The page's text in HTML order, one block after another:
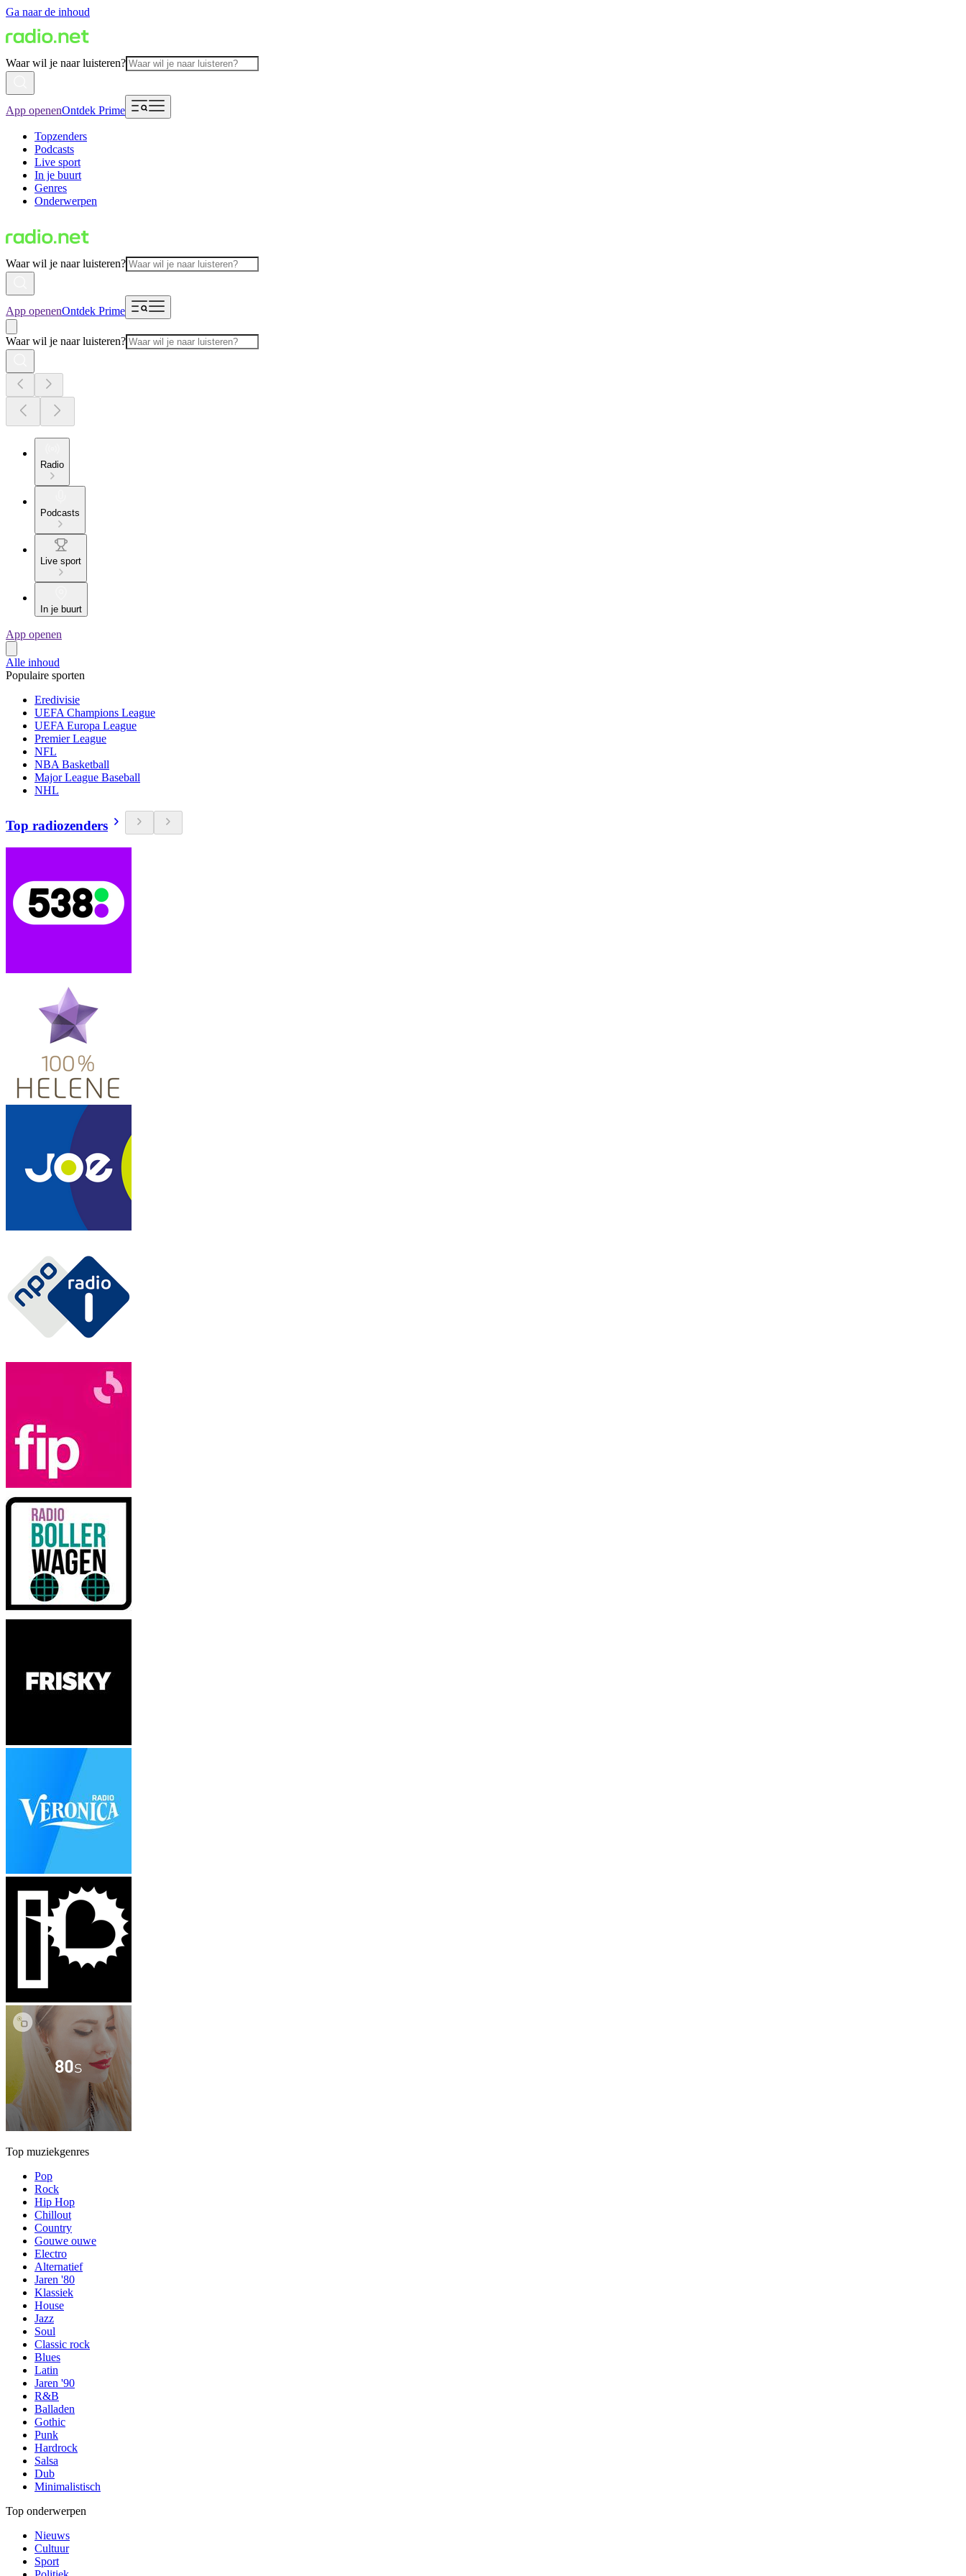
Ga naar de inhoud
Waar wil je naar luisteren?
App openenOntdek Prime
Topzenders
Podcasts
Live sport
In je buurt
Genres
Onderwerpen
Waar wil je naar luisteren?
App openenOntdek Prime
Waar wil je naar luisteren?
Radio
Podcasts
Live sport
In je buurt
App openen
Alle inhoud
Populaire sporten
Eredivisie
UEFA Champions League
UEFA Europa League
Premier League
NFL
NBA Basketball
Major League Baseball
NHL
Top radiozenders
Top muziekgenres
Pop
Rock
Hip Hop
Chillout
Country
Gouwe ouwe
Electro
Alternatief
Jaren '80
Klassiek
House
Jazz
Soul
Classic rock
Blues
Latin
Jaren '90
R&B
Balladen
Gothic
Punk
Hardrock
Salsa
Dub
Minimalistisch
Top onderwerpen
Nieuws
Cultuur
Sport